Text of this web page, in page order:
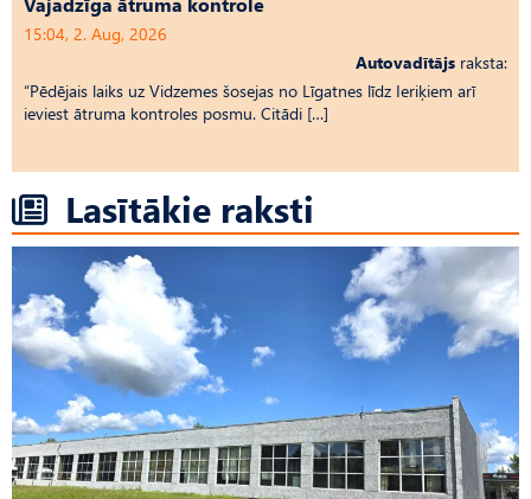
15:04, 2. Aug, 2026
Autovadītājs raksta:
“Pēdējais laiks uz Vid­ze­mes šosejas no Līgatnes līdz Ieriķiem arī
ieviest ātruma kontroles posmu. Citādi […]
Lasītākie raksti